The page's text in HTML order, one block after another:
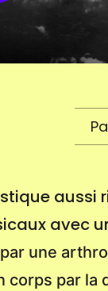
aussi
avec
une
corps par la